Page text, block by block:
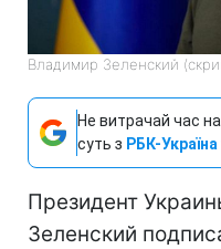
Владимир Зеленский
Не витрачай час
суть з РБК-
Президент
Зеленский